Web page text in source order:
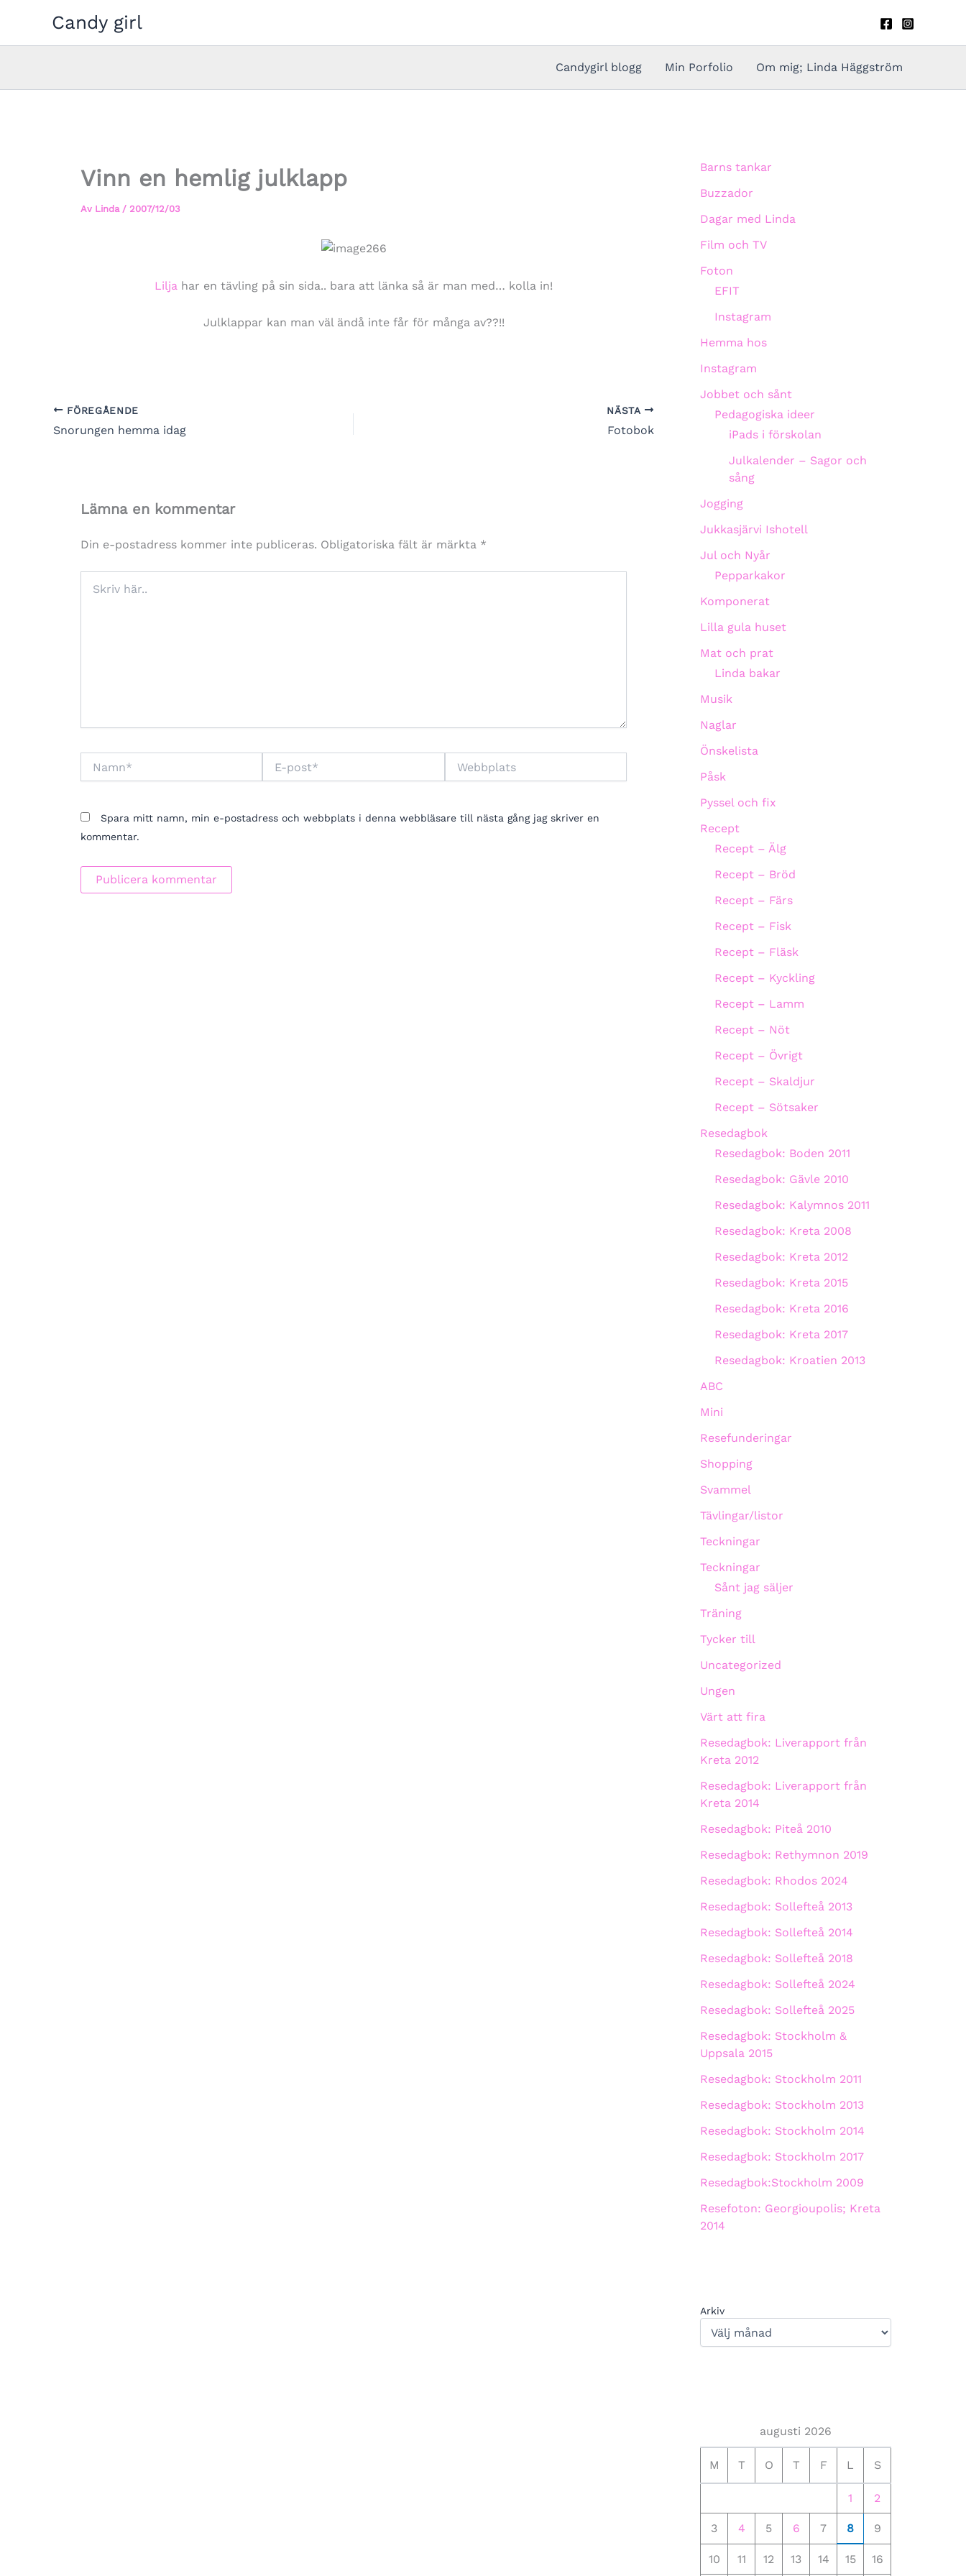
innehåll
Candy girl
Candygirl blogg Min Porfolio Om mig; Linda Häggström
Vinn en hemlig julklapp
Av Linda / 2007/12/03
Lilja har en tävling på sin sida.. bara att länka så är man med… kolla in!
Julklappar kan man väl ändå inte får för många av??!!
FÖREGÅENDE
Snorungen hemma idag
NÄSTA
Fotobok
Lämna en kommentar
Din e-postadress kommer inte publiceras. Obligatoriska fält är märkta *
här..
post*
Spara mitt namn, min e-postadress och webbplats i denna webbläsare till nästa gång jag skriver en
kommentar.
Barns tankar
Buzzador
Dagar med Linda
Film och TV
Foton
EFIT
Instagram
Hemma hos
Instagram
Jobbet och sånt
Pedagogiska ideer
iPads i förskolan
Julkalender – Sagor och
sång
Jogging
Jukkasjärvi Ishotell
Jul och Nyår
Pepparkakor
Komponerat
Lilla gula huset
Mat och prat
Linda bakar
Musik
Naglar
Önskelista
Påsk
Pyssel och fix
Recept
Recept – Älg
Recept – Bröd
Recept – Färs
Recept – Fisk
Recept – Fläsk
Recept – Kyckling
Recept – Lamm
Recept – Nöt
Recept – Övrigt
Recept – Skaldjur
Recept – Sötsaker
Resedagbok
Resedagbok: Boden 2011
Resedagbok: Gävle 2010
Resedagbok: Kalymnos 2011
Resedagbok: Kreta 2008
Resedagbok: Kreta 2012
Resedagbok: Kreta 2015
Resedagbok: Kreta 2016
Resedagbok: Kreta 2017
Resedagbok: Kroatien 2013
ABC
Mini
Resefunderingar
Shopping
Svammel
Tävlingar/listor
Teckningar
Teckningar
Sånt jag säljer
Träning
Tycker till
Uncategorized
Ungen
Värt att fira
Resedagbok: Liverapport från
Kreta 2012
Resedagbok: Liverapport från
Kreta 2014
Resedagbok: Piteå 2010
Resedagbok: Rethymnon 2019
Resedagbok: Rhodos 2024
Resedagbok: Sollefteå 2013
Resedagbok: Sollefteå 2014
Resedagbok: Sollefteå 2018
Resedagbok: Sollefteå 2024
Resedagbok: Sollefteå 2025
Resedagbok: Stockholm &
Uppsala 2015
Resedagbok: Stockholm 2011
Resedagbok: Stockholm 2013
Resedagbok: Stockholm 2014
Resedagbok: Stockholm 2017
Resedagbok:Stockholm 2009
Resefoton: Georgioupolis; Kreta
2014
Arkiv
augusti 2026
M T O T F L S
1 2
3 4 5 6 7 8 9
10 11 12 13 14 15 16